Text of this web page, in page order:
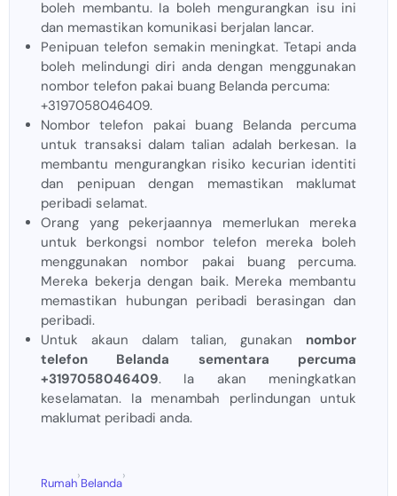
boleh membantu. Ia boleh mengurangkan isu ini
dan memastikan komunikasi berjalan lancar.
Penipuan telefon semakin meningkat. Tetapi anda
boleh melindungi diri anda dengan menggunakan
nombor telefon pakai buang Belanda percuma:
+3197058046409.
Nombor telefon pakai buang Belanda percuma
untuk transaksi dalam talian adalah berkesan. Ia
membantu mengurangkan risiko kecurian identiti
dan penipuan dengan memastikan maklumat
peribadi selamat.
Orang yang pekerjaannya memerlukan mereka
untuk berkongsi nombor telefon mereka boleh
menggunakan nombor pakai buang percuma.
Mereka bekerja dengan baik. Mereka membantu
memastikan hubungan peribadi berasingan dan
peribadi.
Untuk akaun dalam talian, gunakan nombor
telefon Belanda sementara percuma
+3197058046409. Ia akan meningkatkan
keselamatan. Ia menambah perlindungan untuk
maklumat peribadi anda.
Rumah
›
Belanda
›